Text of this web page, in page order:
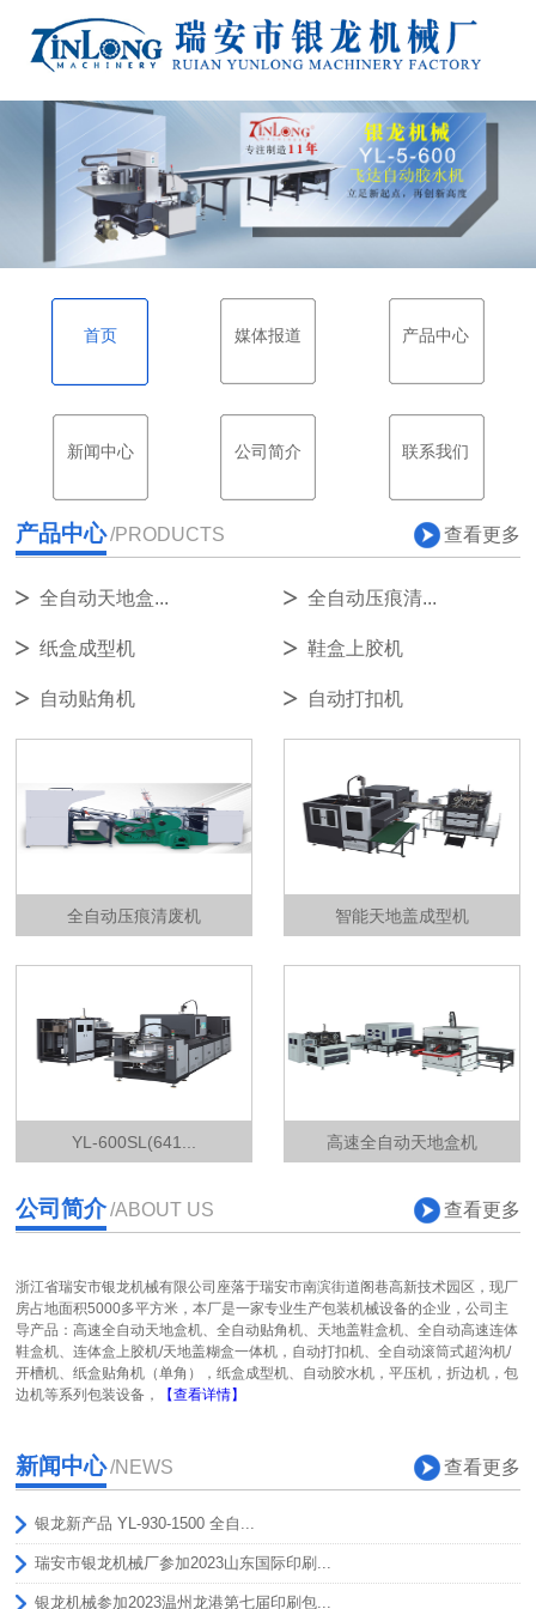
首页 媒体报道 产品中心
新闻中心 公司简介 联系我们
产品中心/PRODUCTS 查看更多
全自动天地盒... 全自动压痕清...
纸盒成型机 鞋盒上胶机
自动贴角机 自动打扣机
全自动压痕清废机 智能天地盖成型机
YL-600SL(641... 高速全自动天地盒机
公司简介/ABOUT US 查看更多
浙江省瑞安市银龙机械有限公司座落于瑞安市南滨街道阁巷高新技术园区，现厂
房占地面积5000多平方米，本厂是一家专业生产包装机械设备的企业，公司主
导产品：高速全自动天地盒机、全自动贴角机、天地盖鞋盒机、全自动高速连体
鞋盒机、连体盒上胶机/天地盖糊盒一体机，自动打扣机、全自动滚筒式超沟机/
开槽机、纸盒贴角机（单角），纸盒成型机、自动胶水机，平压机，折边机，包
边机等系列包装设备，
【查看详情】
新闻中心/NEWS 查看更多
银龙新产品 YL-930-1500 全自...
瑞安市银龙机械厂参加2023山东国际印刷...
银龙机械参加2023温州龙港第七届印刷包...